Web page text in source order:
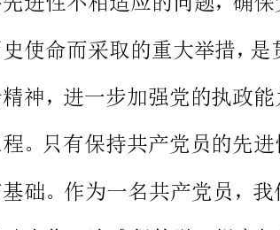
把这次学教活动当作一次难得的学习提高机遇，当作一项重大的政治
任务，全身心投入学习，切实抓出成效。以学教活动的开展，提高依
法行政的能力和水平。以开展好学教活动，推动各县政法工作，全力